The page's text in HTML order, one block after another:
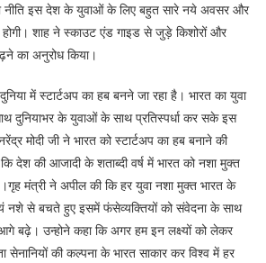
नीति इस देश के युवाओं के लिए बहुत सारे नये अवसर और
होगी। शाह ने स्काउट एंड गाइड से जुड़े किशोरों और
का अनुरोध किया।
में स्टार्टअप का हब बनने जा रहा है। भारत का युवा
दुनियाभर के युवाओं के साथ प्रतिस्पर्धा कर सके इस
मोदी जी ने भारत को स्टार्टअप का हब बनाने की
देश की आजादी के शताब्दी वर्ष में भारत को नशा मुक्त
मंत्री ने अपील की कि हर युवा नशा मुक्त भारत के
से बचते हुए इसमें फंसेव्यक्तियों को संवेदना के साथ
बढ़े। उन्होने कहा कि अगर हम इन लक्ष्यों को लेकर
की कल्पना के भारत साकार कर विश्व में हर